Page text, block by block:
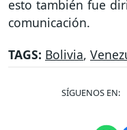
esto también fue
comunicación.
TAGS: Bolivia,
SÍGUENOS EN: